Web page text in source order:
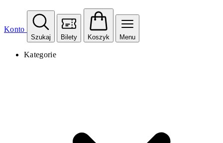
Konto
Szukaj Bilety Koszyk Menu
Kategorie